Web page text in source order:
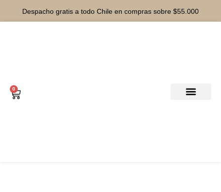
Despacho gratis a todo Chile en compras sobre $55.000
0